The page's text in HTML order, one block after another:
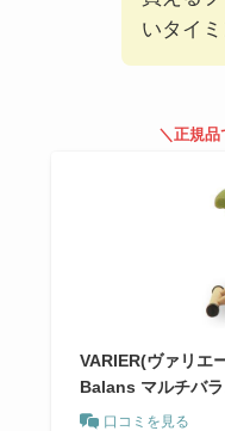
いタイミ
＼正規品
VARIER(ヴァリエ
Balans マルチバ
口コミを見る